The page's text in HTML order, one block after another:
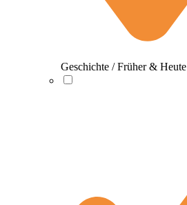
Geschichte / Früher & Heute